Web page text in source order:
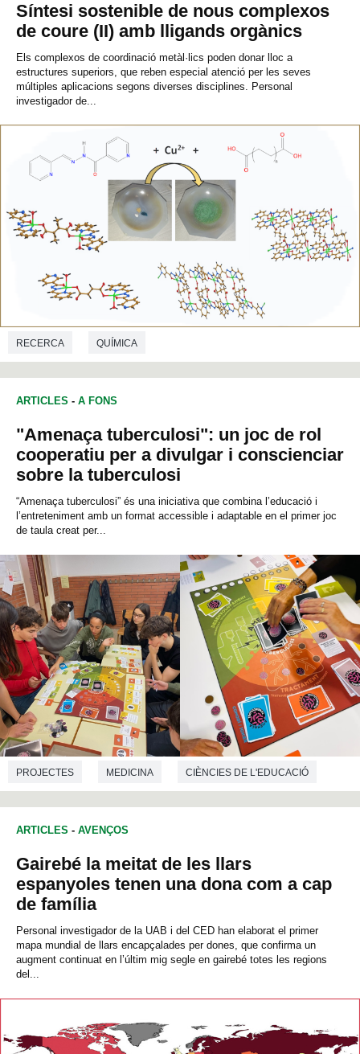
Síntesi sostenible de nous complexos
de coure (II) amb lligands orgànics
Els complexos de coordinació metàl·lics poden donar lloc a
estructures superiors, que reben especial atenció per les seves
múltiples aplicacions segons diverses disciplines. Personal
investigador de...
RECERCA QUÍMICA
ARTICLES - A FONS
"Amenaça tuberculosi": un joc de rol
cooperatiu per a divulgar i conscienciar
sobre la tuberculosi
“Amenaça tuberculosi” és una iniciativa que combina l’educació i
l’entreteniment amb un format accessible i adaptable en el primer joc
de taula creat per...
PROJECTES MEDICINA CIÈNCIES DE L'EDUCACIÓ
ARTICLES - AVENÇOS
Gairebé la meitat de les llars
espanyoles tenen una dona com a cap
de família
Personal investigador de la UAB i del CED han elaborat el primer
mapa mundial de llars encapçalades per dones, que confirma un
augment continuat en l’últim mig segle en gairebé totes les regions
del...